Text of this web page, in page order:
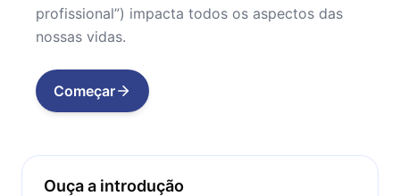
profissional”) impacta todos os aspectos das
nossas vidas.
Começar
Ouça a introdução